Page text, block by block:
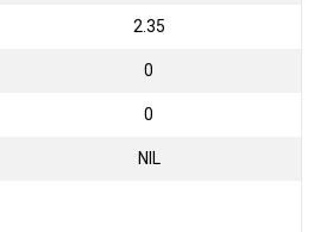
2.35
0
0
NIL